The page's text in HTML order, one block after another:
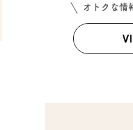
オトクな情